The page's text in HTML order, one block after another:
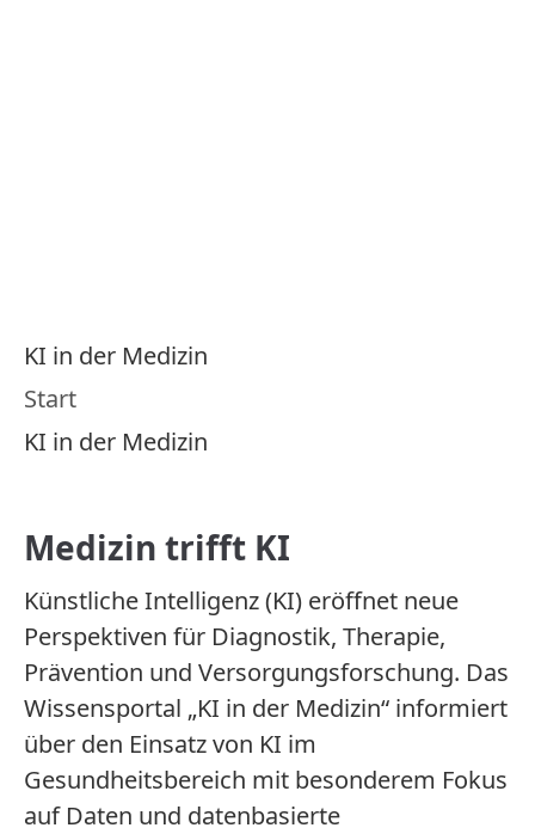
KI in der Medizin
Start
KI in der Medizin
Medizin trifft KI
Künstliche Intelligenz (KI) eröffnet neue
Perspektiven für Diagnostik, Therapie,
Prävention und Versorgungsforschung. Das
Wissensportal „KI in der Medizin“ informiert
über den Einsatz von KI im
Gesundheitsbereich mit besonderem Fokus
auf Daten und datenbasierte